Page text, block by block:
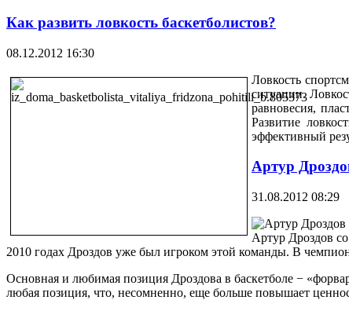
Как развить ловкость баскетболистов?
08.12.2012 16:30
Ловкость
ситуации.
равновесия,
Развитие
эффективный
Артур
31.08.2012 08:29
Артур Дроздов
2010 годах Дроздов уже был игроком этой команды. В
Основная и любимая позиция Дроздова в баскетболе −
любая позиция, что, несомненно, еще больше повышает